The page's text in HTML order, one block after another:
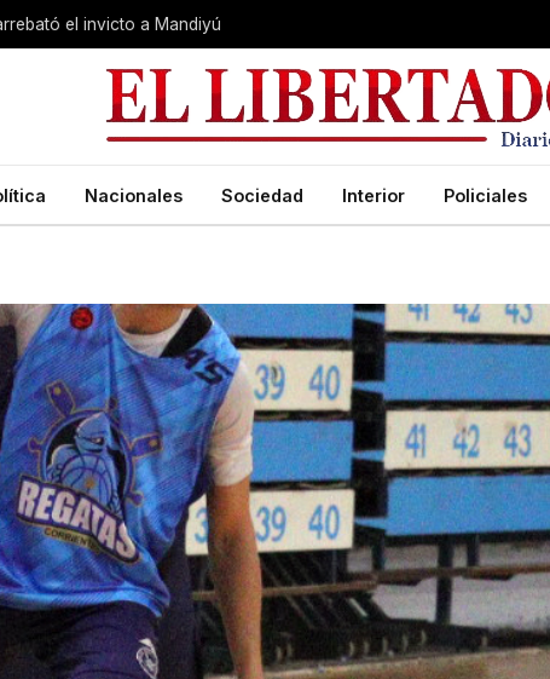
el invicto a Mandiyú
Nacionales Sociedad Interior Policiales